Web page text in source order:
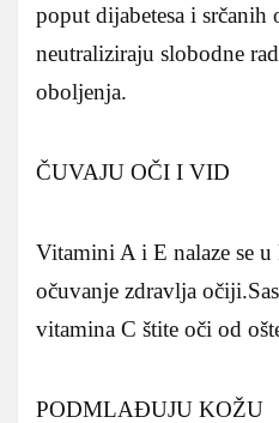
poput dijabetesa i srčanih
neutraliziraju slobodne
oboljenja.
ČUVAJU OČI I VID
Vitamini A i E nalaze se
očuvanje zdravlja
vitamina C štite oči od
PODMLAĐUJU KOŽU